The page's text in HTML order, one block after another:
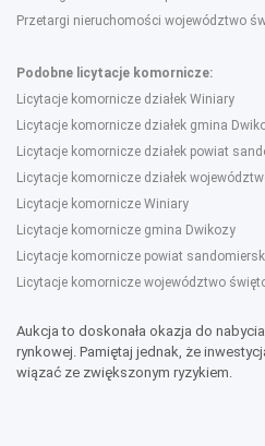
Przetargi nieruchomości województwo
Podobne licytacje komornicze:
Licytacje komornicze działek Winiary
Licytacje komornicze działek gmina
Licytacje komornicze działek powiat
Licytacje komornicze działek
Licytacje komornicze Winiary
Licytacje komornicze gmina Dwikozy
Licytacje komornicze powiat
Licytacje komornicze województwo
Aukcja to doskonała okazja do
rynkowej. Pamiętaj jednak, że
wiązać ze zwiększonym ryzykiem.